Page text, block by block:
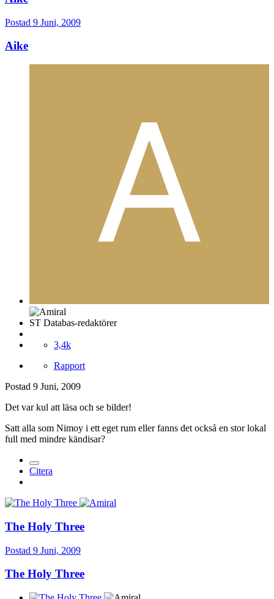
Postad 9 Juni, 2009
Aike
ST Databas-redaktörer
3,4k
Rapport
Postad 9 Juni, 2009
Det var kul att läsa och se bilder!
Satt alla som Nimoy i ett eget rum eller fanns det också en stor lokal
full med mindre kändisar?
Citera
The Holy Three
Postad 9 Juni, 2009
The Holy Three